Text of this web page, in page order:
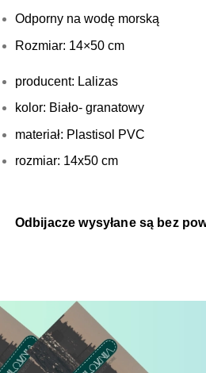
Odporny na wodę morską
Rozmiar: 14×50 cm
producent: Lalizas
kolor: Biało- granatowy
materiał: Plastisol PVC
rozmiar: 14x50 cm
Odbijacze wysyłane są bez